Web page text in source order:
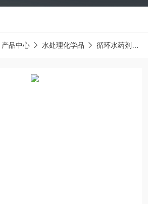
产品中心 水处理化学品 循环水药剂